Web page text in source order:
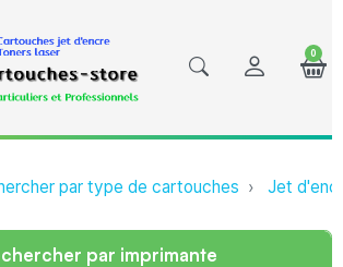
0
par type de cartouches Jet
par imprimante